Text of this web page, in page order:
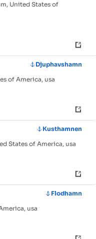
United States of
Djuphavshamn
of America, usa
Kusthamnen
States of America, usa
Flodhamn
usa